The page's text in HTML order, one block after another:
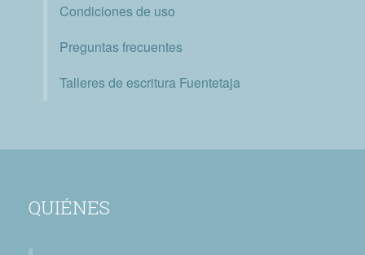
Condiciones de uso
Preguntas frecuentes
Talleres de escritura Fuentetaja
QUIÉNES